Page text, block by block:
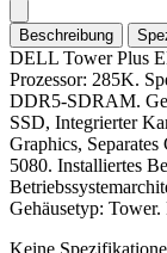
Beschreibung
DELL Tower Plus
Prozessor: 285K.
DDR5-SDRAM.
SSD, Integrierter
Graphics,
5080. Installiertes
Gehäusetyp: